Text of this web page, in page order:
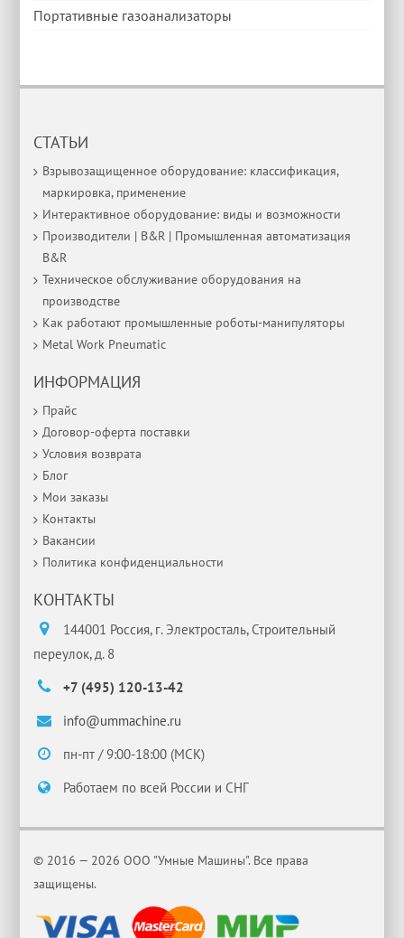
Портативные газоанализаторы
СТАТЬИ
Взрывозащищенное оборудование: классификация,
маркировка, применение
Интерактивное оборудование: виды и возможности
Производители | B&R | Промышленная автоматизация
B&R
Техническое обслуживание оборудования на
производстве
Как работают промышленные роботы-манипуляторы
Metal Work Pneumatic
ИНФОРМАЦИЯ
Прайс
Договор-оферта поставки
Условия возврата
Блог
Мои заказы
Контакты
Вакансии
Политика конфиденциальности
КОНТАКТЫ
144001 Россия, г. Электросталь, Строительный
переулок, д. 8
+7 (495) 120-13-42
info@ummachine.ru
пн-пт / 9:00-18:00 (МСК)
Работаем по всей России и СНГ
© 2016 — 2026 ООО "Умные Машины". Все права
защищены.